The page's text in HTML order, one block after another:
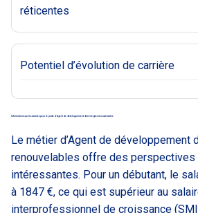
réticentes
Potentiel d’évolution de carrière
Informations sur les salaires pour le poste d’Agent de développement des énergies renouvelables
Le métier d’Agent de développement
renouvelables offre des perspectives
intéressantes. Pour un débutant, le
à 1847 €, ce qui est supérieur au
interprofessionnel de croissance